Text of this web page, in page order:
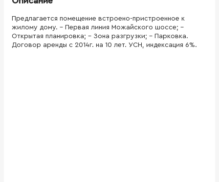
Предлагается помещение встроено-пристроенное к
жилому дому. - Первая линия Можайского шоссе; -
Открытая планировка; - Зона разгрузки; - Парковка.
Договор аренды с 2014г. на 10 лет. УСН, индексация 6%.